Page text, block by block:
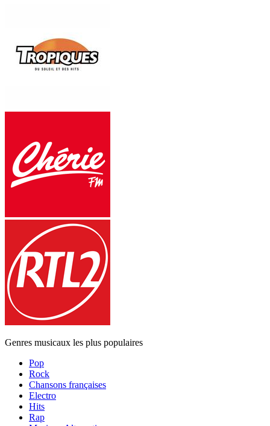
Genres musicaux les plus populaires
Pop
Rock
Chansons françaises
Electro
Hits
Rap